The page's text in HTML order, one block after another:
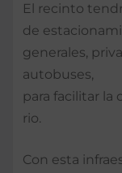
El recinto
de
generales,
autobuses,
para facilitar
rio.
Con esta